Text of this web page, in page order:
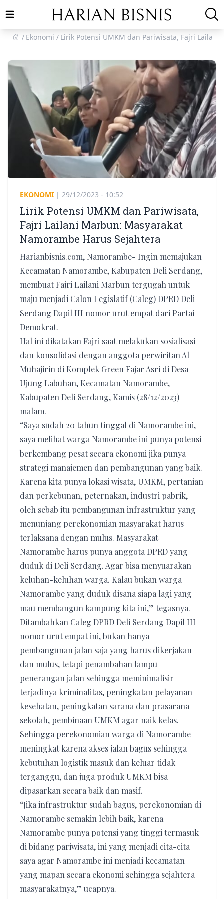
Open main menu
Ekonomi
Lirik Potensi UMKM dan Pariwisata, Fajri
EKONOMI | 29/12/2023 - 10:52
Lirik Potensi UMKM dan Pariwisata,
Fajri Lailani Marbun: Masyarakat
Namorambe Harus Sejahtera
Harianbisnis.com, Namorambe- Ingin memajukan
Kecamatan Namorambe, Kabupaten Deli Serdang,
membuat Fajri Lailani Marbun tergugah untuk
maju menjadi Calon Legislatif (Caleg) DPRD Deli
Serdang Dapil III nomor urut empat dari Partai
Demokrat.
Hal ini dikatakan Fajri saat melakukan sosialisasi
dan konsolidasi dengan anggota perwiritan Al
Muhajirin di Komplek Green Fajar Asri di Desa
Ujung Labuhan, Kecamatan Namorambe,
Kabupaten Deli Serdang, Kamis (28/12/2023)
malam.
“Saya sudah 20 tahun tinggal di Namorambe ini,
saya melihat warga Namorambe ini punya potensi
berkembang pesat secara ekonomi jika punya
strategi manajemen dan pembangunan yang baik.
Karena kita punya lokasi wisata, UMKM, pertanian
dan perkebunan, peternakan, industri pabrik,
oleh sebab itu pembangunan infrastruktur yang
menunjang perekonomian masyarakat harus
terlaksana dengan mulus. Masyarakat
Namorambe harus punya anggota DPRD yang
duduk di Deli Serdang. Agar bisa menyuarakan
keluhan-keluhan warga. Kalau bukan warga
Namorambe yang duduk disana siapa lagi yang
mau membangun kampung kita ini,” tegasnya.
Ditambahkan Caleg DPRD Deli Serdang Dapil III
nomor urut empat ini, bukan hanya
pembangunan jalan saja yang harus dikerjakan
dan mulus, tetapi penambahan lampu
penerangan jalan sehingga meminimalisir
terjadinya kriminalitas, peningkatan pelayanan
kesehatan, peningkatan sarana dan prasarana
sekolah, pembinaan UMKM agar naik kelas.
Sehingga perekonomian warga di Namorambe
meningkat karena akses jalan bagus sehingga
kebutuhan logistik masuk dan keluar tidak
terganggu, dan juga produk UMKM bisa
dipasarkan secara baik dan masif.
“Jika infrastruktur sudah bagus, perekonomian di
Namorambe semakin lebih baik, karena
Namorambe punya potensi yang tinggi termasuk
di bidang pariwisata, ini yang menjadi cita-cita
saya agar Namorambe ini menjadi kecamatan
yang mapan secara ekonomi sehingga sejahtera
masyarakatnya,” ucapnya.